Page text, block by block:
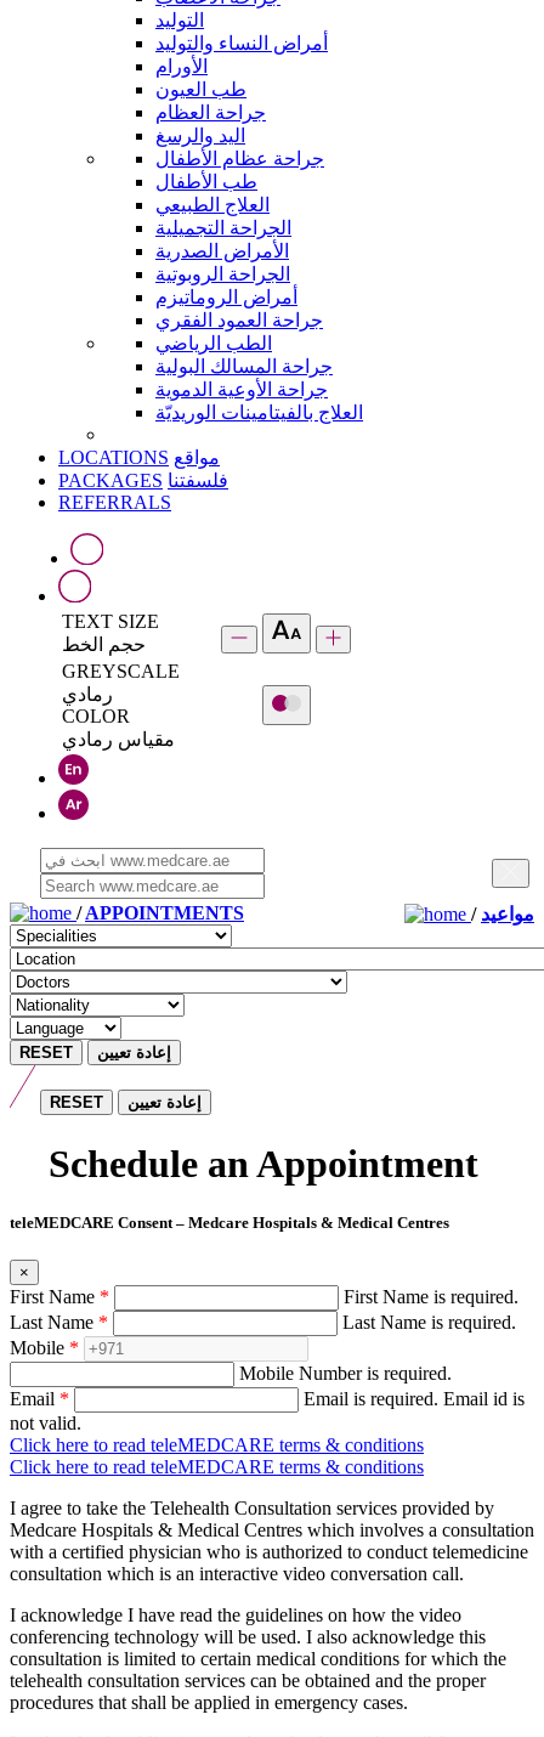
التوليد
أمراض النساء والتوليد
الأورام
طب العيون
جراحة العظام
اليد والرسغ
جراحة عظام الأطفال
طب الأطفال
العلاج الطبيعي
الجراحة التجميلية
الأمراض الصدرية
الجراحة الروبوتية
أمراض الروماتيزم
جراحة العمود الفقري
الطب الرياضي
جراحة المسالك البولية
جراحة الأوعية الدموية
العلاج بالفيتامينات الوريديّة
LOCATIONS مواقع
PACKAGES فلسفتنا
REFERRALS
TEXT SIZE
حجم الخط
GREYSCALE
رمادي
COLOR
مقياس رمادي
/APPOINTMENTS / مواعيد
RESET إعادة تعيين
RESET إعادة تعيين
Schedule an Appointment
teleMEDCARE Consent – Medcare Hospitals & Medical Centres
×
First Name *
First Name is required.
Last Name *
Last Name is required.
Mobile *
Mobile Number is required.
Email * Email is required. Email id is
not valid.
Click here to read teleMEDCARE terms & conditions
Click here to read teleMEDCARE terms & conditions
I agree to take the Telehealth Consultation services provided by
Medcare Hospitals & Medical Centres which involves a consultation
with a certified physician who is authorized to conduct telemedicine
consultation which is an interactive video conversation call.
I acknowledge I have read the guidelines on how the video
conferencing technology will be used. I also acknowledge this
consultation is limited to certain medical conditions for which the
telehealth consultation services can be obtained and the proper
procedures that shall be applied in emergency cases.